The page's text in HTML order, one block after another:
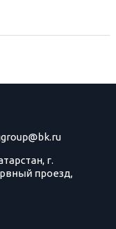
г.
проезд,